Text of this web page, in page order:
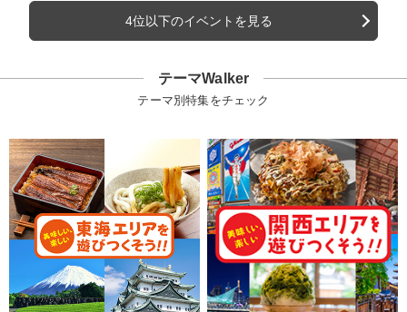
4位以下のイベントを見る
テーマWalker
テーマ別特集をチェック